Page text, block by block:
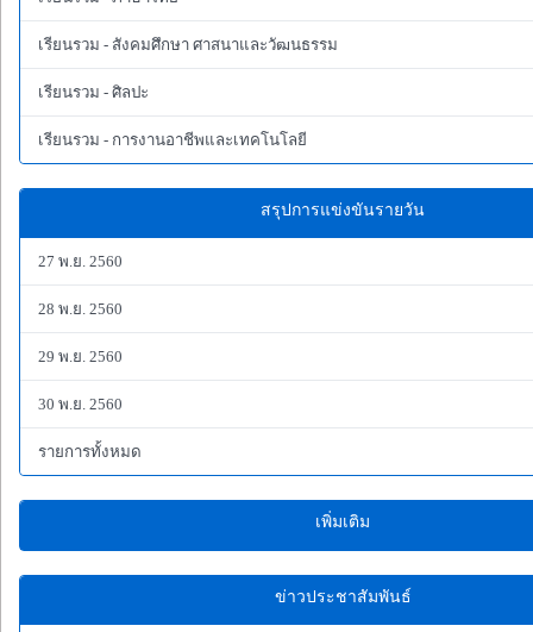
เรียนรวม - สังคมศึกษา ศาสนาและวัฒนธรรม
เรียนรวม - ศิลปะ
เรียนรวม - การงานอาชีพและเทคโนโลยี
สรุปการแข่งขันรายวัน
27 พ.ย. 2560
28 พ.ย. 2560
29 พ.ย. 2560
30 พ.ย. 2560
รายการทั้งหมด
เพิ่มเติม
ข่าวประชาสัมพันธ์